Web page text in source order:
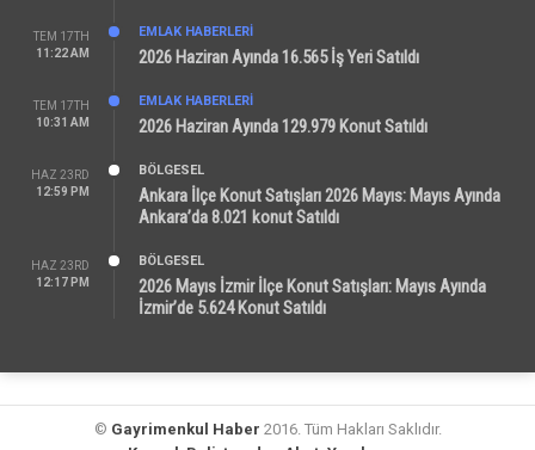
TEM 17TH
11:22 AM
EMLAK HABERLERI
2026 Haziran Ayında 16.565 İş Yeri Satıldı
TEM 17TH
10:31 AM
EMLAK HABERLERI
2026 Haziran Ayında 129.979 Konut Satıldı
HAZ 23RD
12:59 PM
BÖLGESEL
Ankara İlçe Konut Satışları 2026 Mayıs: Mayıs Ayında
Ankara’da 8.021 konut Satıldı
HAZ 23RD
12:17 PM
BÖLGESEL
2026 Mayıs İzmir İlçe Konut Satışları: Mayıs Ayında
İzmir’de 5.624 Konut Satıldı
© Gayrimenkul Haber 2016. Tüm Hakları Saklıdır.